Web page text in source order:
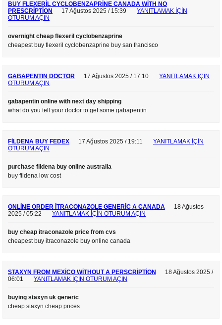
BUY FLEXERIL CYCLOBENZAPRINE CANADA WITH NO
PRESCRIPTION
17 Ağustos 2025 / 15:39
YANITLAMAK IÇIN
OTURUM AÇIN
overnight cheap flexeril cyclobenzaprine
cheapest buy flexeril cyclobenzaprine buy san francisco
GABAPENTIN DOCTOR 17 Ağustos 2025 / 17:10
YANITLAMAK IÇIN
OTURUM AÇIN
gabapentin online with next day shipping
what do you tell your doctor to get some gabapentin
FILDENA BUY FEDEX 17 Ağustos 2025 / 19:11
YANITLAMAK IÇIN
OTURUM AÇIN
purchase fildena buy online australia
buy fildena low cost
ONLINE ORDER ITRACONAZOLE GENERIC A CANADA
18 Ağustos
2025 / 05:22
YANITLAMAK IÇIN OTURUM AÇIN
buy cheap itraconazole price from cvs
cheapest buy itraconazole buy online canada
STAXYN FROM MEXICO WITHOUT A PERSCRIPTION
18 Ağustos 2025 /
06:01
YANITLAMAK IÇIN OTURUM AÇIN
buying staxyn uk generic
cheap staxyn cheap prices